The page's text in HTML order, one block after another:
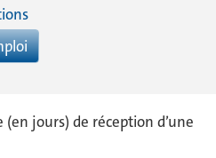
jours) de réception d’une